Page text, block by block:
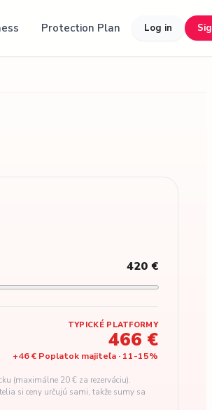
Protection Plan Log in
420 €
TYPICKÉ PLATFORMY
466 €
+46 € Poplatok majiteľa · 11-15%
(maximálne 20 € za rezerváciu).
si ceny určujú sami, takže sumy sa